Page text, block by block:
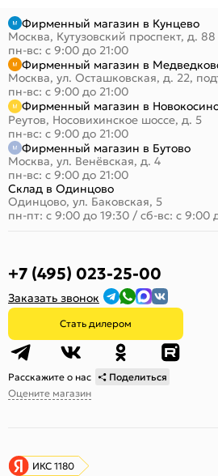
Фирменный магазин в Кунцево
Москва, Кутузовский проспект, д. 88
пн-вс: с 9:00 до 21:00
Фирменный магазин в
Москва, ул. Осташковская, д. 22,
пн-вс: с 9:00 до 21:00
Фирменный магазин в
Реутов, Носовихинское шоссе, д. 5
пн-вс: с 9:00 до 21:00
Фирменный магазин в Бутово
Москва, ул. Венёвская, д. 4
пн-вс: с 9:00 до 21:00
Склад в Одинцово
Одинцово, ул. Баковская, 5
пн-пт: с 9:00 до 19:30 / сб-вс: с 9:00
+7 (495) 023-25-00
Заказать звонок
Стать дилером
Расскажите о нас
Поделиться
Оцените магазин
ИКС 1180